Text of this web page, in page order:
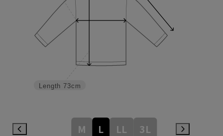
Length 73cm
M L LL 3L